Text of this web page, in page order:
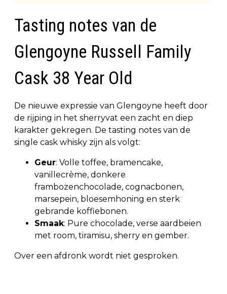
Tasting notes van de
Glengoyne Russell Family
Cask 38 Year Old
De nieuwe expressie van Glengoyne heeft door
de rijping in het sherryvat een zacht en diep
karakter gekregen. De tasting notes van de
single cask whisky zijn als volgt:
Geur: Volle toffee, bramencake,
vanillecrème, donkere
frambozenchocolade, cognacbonen,
marsepein, bloesemhoning en sterk
gebrande koffiebonen.
Smaak: Pure chocolade, verse aardbeien
met room, tiramisu, sherry en gember.
Over een afdronk wordt niet gesproken.